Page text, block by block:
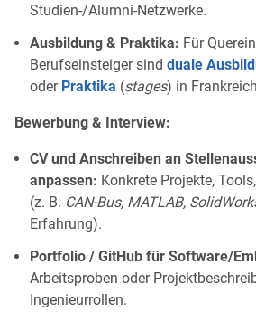
Studien-/Alumni-Netzwerke.
Ausbildung & Praktika: Für
Berufseinsteiger sind duale
oder Praktika (stages) in
Bewerbung & Interview:
CV und Anschreiben an
anpassen: Konkrete Projekte,
(z. B. CAN-Bus, MATLAB,
Erfahrung).
Portfolio / GitHub für Software/
Arbeitsproben oder
Ingenieurrollen.